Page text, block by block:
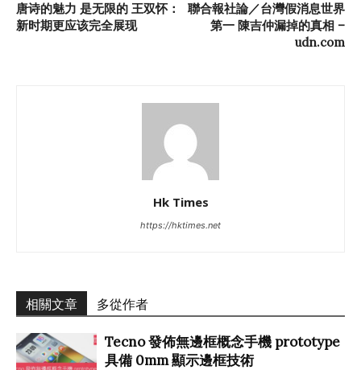
唐诗的魅力 是无限的 王双怀：
新时期更应该完全展现
聯合報社論／台灣假消息世界
第一 陳吉仲漏掉的真相 –
udn.com
Hk Times
https://hktimes.net
相關文章 多從作者
Tecno 發佈無邊框概念手機 prototype
具備 0mm 顯示邊框技術